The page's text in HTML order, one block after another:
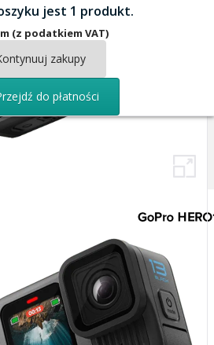
jest 1 produkt.
(z podatkiem VAT)
zakupy
do płatności